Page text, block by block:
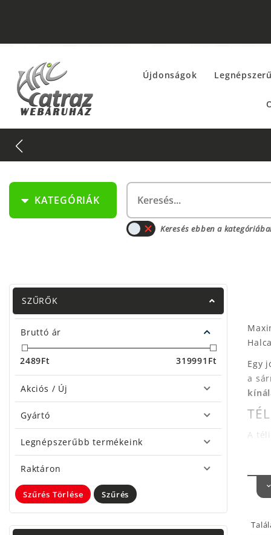
Újdonságok
KATEGÓRIÁK
Keresés ebben a
SZŰRŐK
Bruttó ár
2489Ft Ft
319991
Akciós / Új
Gyártó
Legnépszerűbb termékeink
Raktáron
Szűrés Törlése Szűrés
Egy
a
A